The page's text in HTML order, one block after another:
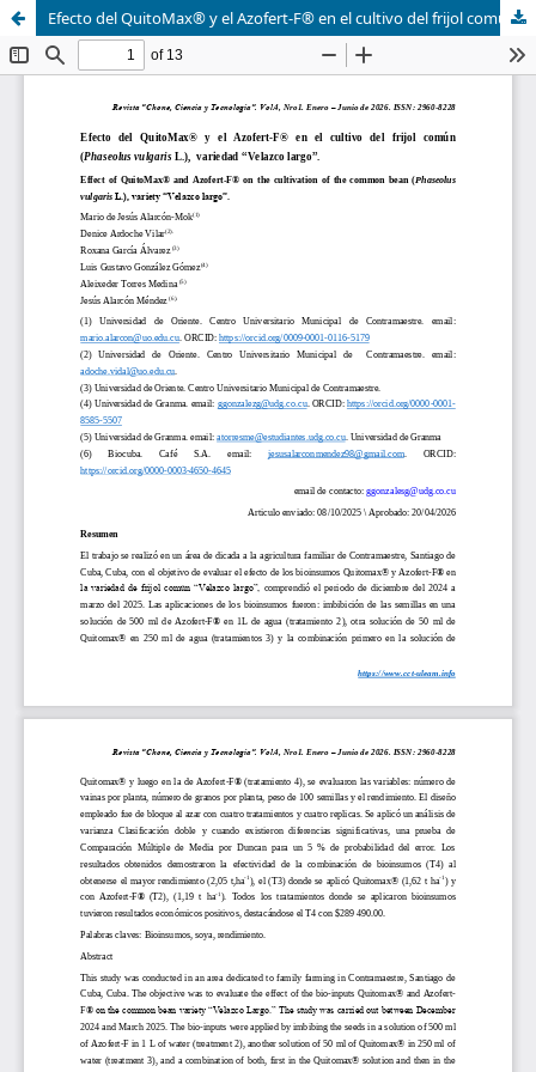
Efecto del QuitoMax® y el Azofert-F® en el cultivo del frijol común (Phaseolus vulgaris L.), variedad “Velazco largo”.